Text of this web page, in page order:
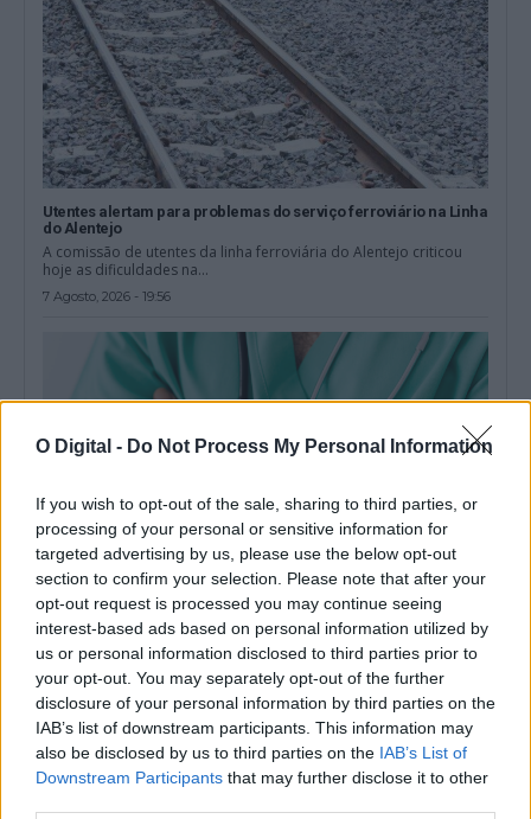
O Digital - Do Not Process My Personal Information
If you wish to opt-out of the sale, sharing to third parties, or
processing of your personal or sensitive information for
targeted advertising by us, please use the below opt-out
section to confirm your selection. Please note that after your
opt-out request is processed you may continue seeing
interest-based ads based on personal information utilized by
us or personal information disclosed to third parties prior to
your opt-out. You may separately opt-out of the further
disclosure of your personal information by third parties on the
IAB’s list of downstream participants. This information may
also be disclosed by us to third parties on the IAB’s List of
Downstream Participants that may further disclose it to other
Utentes alertam para problemas do serviço ferroviário na Linha
do Alentejo
A comissão de utentes da linha ferroviária do Alentejo criticou
hoje as dificuldades na...
7 Agosto, 2026 - 19:56
Chega exige solução do Governo para eventual saída de
médicos do distrito de Beja
O deputado do Chega por Beja quer saber qual a solução do
Governo para,...
6 Agosto, 2026 - 12:02